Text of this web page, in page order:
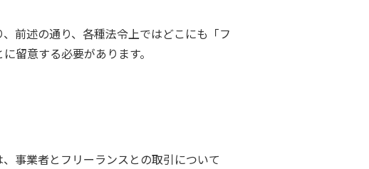
前述の通り、各種法令上ではどこにも「フ
留意する必要があります。
事業者とフリーランスとの取引について